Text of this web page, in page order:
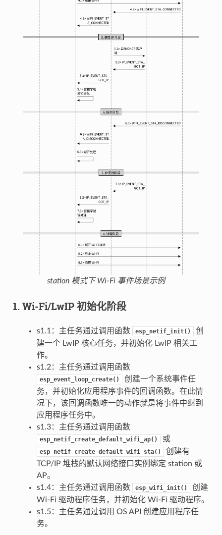
station 模式下 Wi-Fi 事件场景示例
1. Wi-Fi/LwIP 初始化阶段
s1.1：主任务通过调用函数 esp_netif_init()
创
建一个 LwIP 核心任务，并初始化 LwIP 相关工
作。
s1.2：主任务通过调用函数
esp_event_loop_create()
创建一个系统事件任
务，并初始化应用程序事件的回调函数。在此情
况下，该回调函数唯一的动作就是将事件中继到
应用程序任务中。
s1.3：主任务通过调用函数
esp_netif_create_default_wifi_ap() 或
esp_netif_create_default_wifi_sta()
创建有
TCP/IP 堆栈的默认网络接口实例绑定 station 或
AP。
s1.4：主任务通过调用函数
esp_wifi_init()
创建
Wi-Fi 驱动程序任务，并初始化 Wi-Fi 驱动程序。
s1.5：主任务通过调用 OS API 创建应用程序任
务。